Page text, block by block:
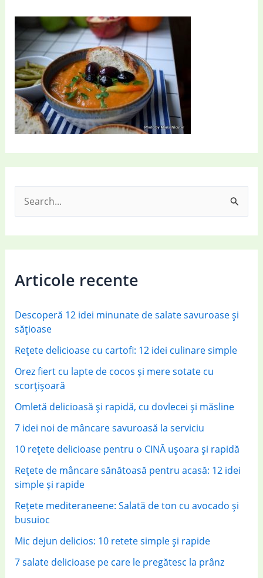
e
a
r
h
o
r
Articole recente
Descoperă 12 idei minunate de salate savuroase și
sățioase
Rețete delicioase cu cartofi: 12 idei culinare simple
Orez fiert cu lapte de cocos și mere sotate cu
scorțișoară
Omletă delicioasă și rapidă, cu dovlecei și măsline
7 idei noi de mâncare savuroasă la serviciu
10 rețete delicioase pentru o CINĂ ușoara și rapidă
Rețete de mâncare sănătoasă pentru acasă: 12 idei
simple și rapide
Rețete mediteraneene: Salată de ton cu avocado și
busuioc
Mic dejun delicios: 10 retete simple și rapide
7 salate delicioase pe care le pregătesc la prânz